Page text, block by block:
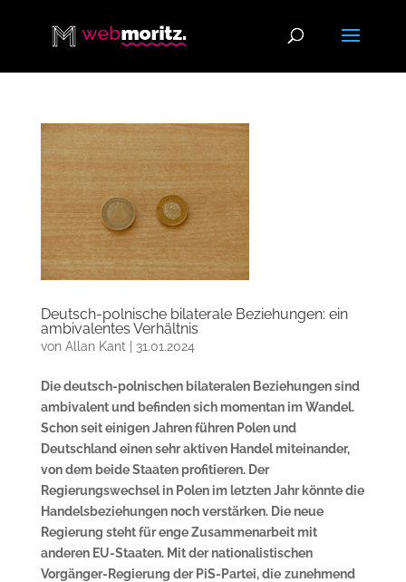
Deutsch-polnische bilaterale Beziehungen: ein
ambivalentes Verhältnis
von Allan Kant | 31.01.2024
Die deutsch-polnischen bilateralen Beziehungen sind
ambivalent und befinden sich momentan im Wandel.
Schon seit einigen Jahren führen Polen und
Deutschland einen sehr aktiven Handel miteinander,
von dem beide Staaten profitieren. Der
Regierungswechsel in Polen im letzten Jahr könnte die
Handelsbeziehungen noch verstärken. Die neue
Regierung steht für enge Zusammenarbeit mit
anderen EU-Staaten. Mit der nationalistischen
Vorgänger-Regierung der PiS-Partei, die zunehmend